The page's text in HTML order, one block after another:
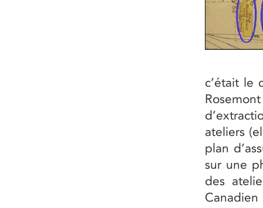
c’était le
ateliers
plan
sur une
des